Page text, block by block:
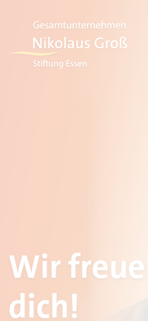
Wir
dich!